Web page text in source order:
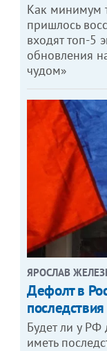
Как минимум
пришлось
входят топ-5
обновления
чудом»
ЯРОСЛАВ
Дефолт в
последствия
Будет ли у РФ
иметь